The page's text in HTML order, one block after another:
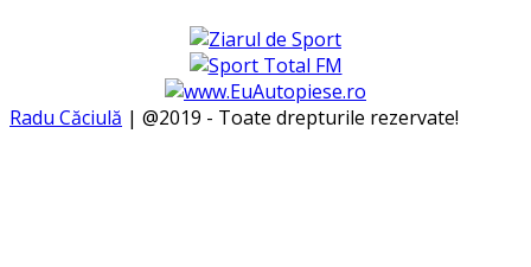
Radu Căciulă | @2019 - Toate drepturile rezervate!